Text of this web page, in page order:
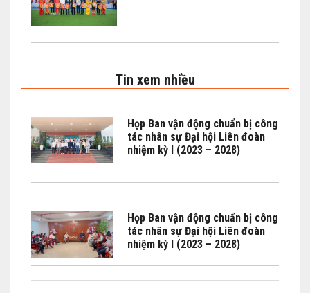
THI ĐẤU
Tin xem nhiều
Họp Ban vận động chuẩn bị công
tác nhân sự Đại hội Liên đoàn
nhiệm kỳ I (2023 – 2028)
Họp Ban vận động chuẩn bị công
tác nhân sự Đại hội Liên đoàn
nhiệm kỳ I (2023 – 2028)